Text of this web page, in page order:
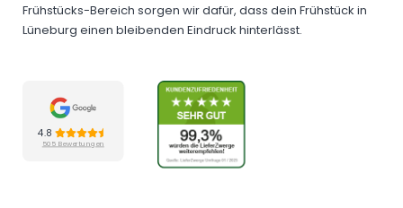
Frühstücks-Bereich sorgen wir dafür, dass dein Frühstück in
Lüneburg einen bleibenden Eindruck hinterlässt.
4.8
505 Bewertungen